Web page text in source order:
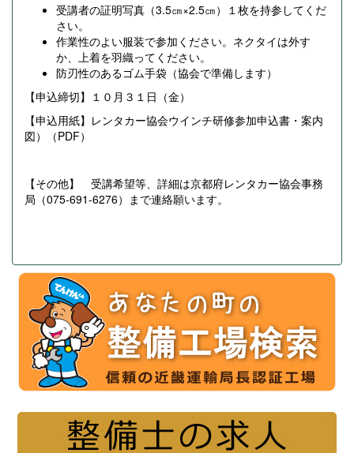
受講者の証明写真（3.5㎝×2.5㎝）１枚を持参してくだ
さい。
作業性のよい服装で参加ください。ネクタイは外す
か、上着を羽織ってください。
防刃性のあるゴム手袋（協会で準備します）
【申込締切】１０月３１日（金）
【申込用紙】レンタカー協会ウインチ研修参加申込書・案内
図）（PDF）
【その他】 受講希望等、詳細は京都府レンタカー協会事務
局（075-691-6276）まで連絡願います。